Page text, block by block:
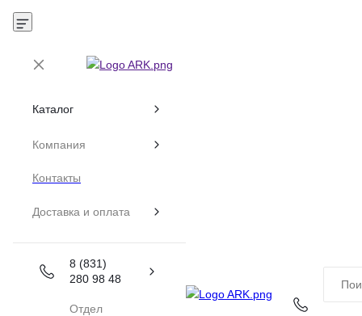
Каталог
Компания
Контакты
Доставка и оплата
8 (831)
280 98 48
Отдел